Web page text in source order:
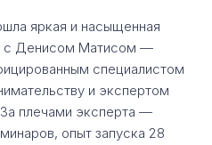
яркая и насыщенная
с Денисом Матисом —
специалистом
и экспертом
плечами эксперта —
опыт запуска 28